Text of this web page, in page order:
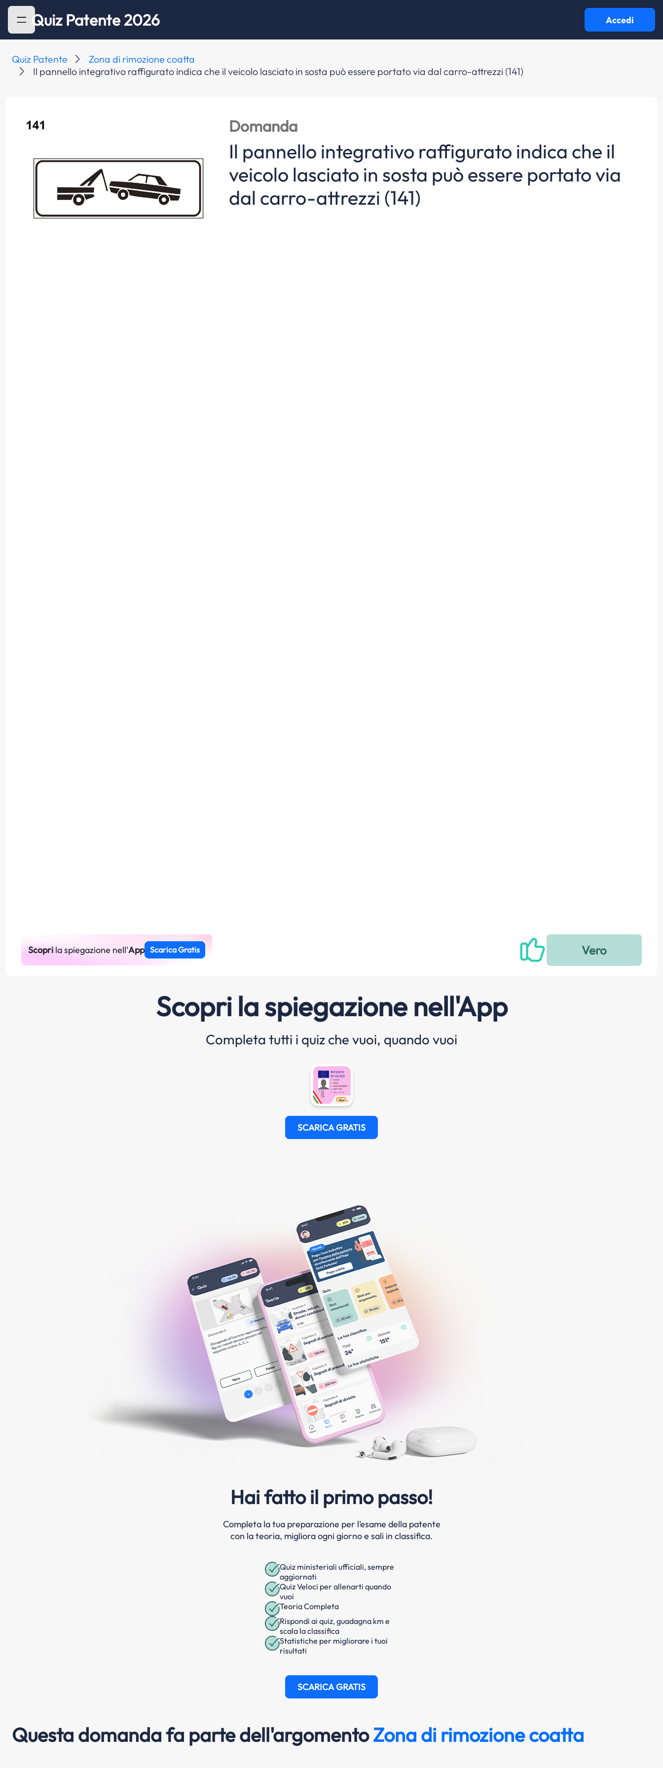
Quiz Patente 2026 Accedi
Quiz Patente
Zona di rimozione coatta
Il pannello integrativo raffigurato indica che il veicolo lasciato in sosta può essere portato via dal carro-attrezzi (141)
Domanda
Il pannello integrativo raffigurato indica che il
veicolo lasciato in sosta può essere portato via
dal carro-attrezzi (141)
Scoprila spiegazione nell'App Scarica Gratis
Scopri la spiegazione nell'App
Completa tutti i quiz che vuoi, quando vuoi
SCARICA GRATIS
Hai fatto il primo passo!
Completa la tua preparazione per l’esame della patente
con la teoria, migliora ogni giorno e sali in classifica.
Quiz ministeriali ufficiali, sempre
aggiornati
Quiz Veloci per allenarti quando
vuoi
Teoria Completa
Rispondi ai quiz, guadagna km e
scala la classifica
Statistiche per migliorare i tuoi
risultati
SCARICA GRATIS
Questa domanda fa parte dell'argomentoZona di rimozione coatta